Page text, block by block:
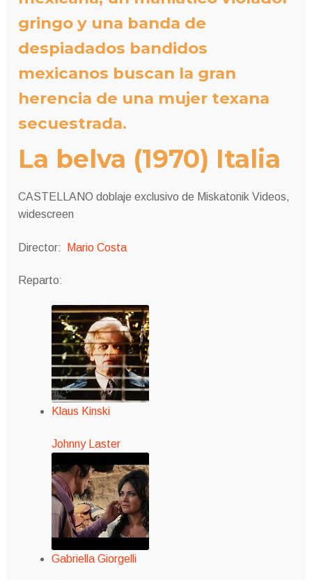
gringo y una banda de
despiadados bandidos
mexicanos buscan la gran
herencia de una mujer texana
secuestrada.
La belva (1970) Italia
CASTELLANO doblaje exclusivo de Miskatonik Videos,
widescreen
Director: Mario Costa
Reparto:
Klaus Kinski
Johnny Laster
Gabriella Giorgelli